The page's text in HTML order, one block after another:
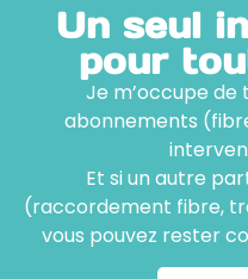
Un seul
pour
Je m’occupe de
abonnements
Et si un autre
(raccordement fibre,
vous pouvez rester